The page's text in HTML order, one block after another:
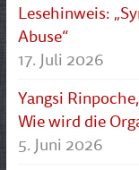
Lesehinweis:
Abuse“
17. Juli 2026
Yangsi
Wie wird die
5. Juni 2026